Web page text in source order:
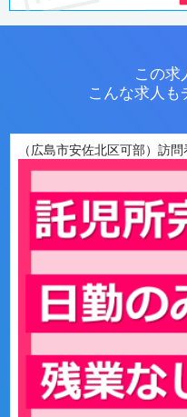
この求
こんな求人も
（広島市安佐北区可部）訪